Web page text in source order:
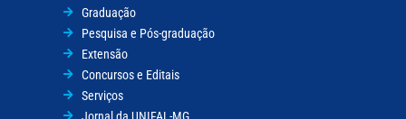
Graduação
Pesquisa e Pós-graduação
Extensão
Concursos e Editais
Serviços